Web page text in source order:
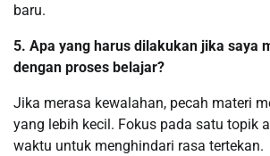
baru.
5. Apa yang harus dilakukan jika saya
dengan proses belajar?
Jika merasa kewalahan, pecah materi
yang lebih kecil. Fokus pada satu topik
waktu untuk menghindari rasa tertekan.